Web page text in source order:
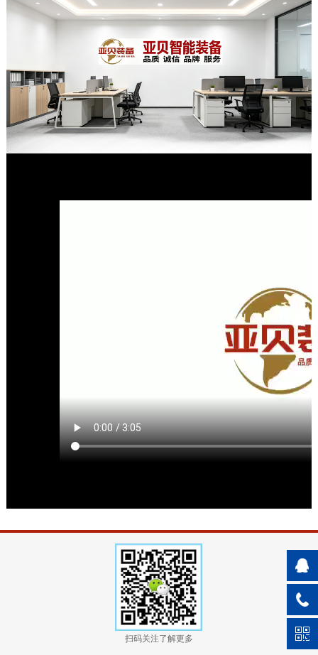
扫码关注了解更多